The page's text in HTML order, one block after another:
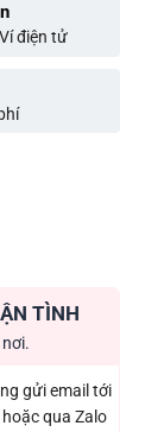
điện tử
TÌNH
gửi email tới
hoặc qua Zalo